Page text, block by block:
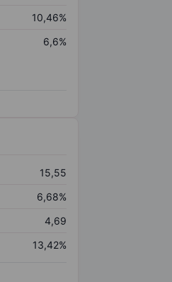
10,46%
6,6%
15,55
6,68%
4,69
13,42%